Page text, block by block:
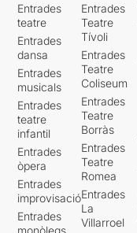
Entrades
teatre
Entrades
dansa
Entrades
musicals
Entrades
teatre
infantil
Entrades
òpera
Entrades
improvisació
Entrades
monòlegs
Entrades
Teatre
Tívoli
Entrades
Teatre
Coliseum
Entrades
Teatre
Borràs
Entrades
Teatre
Romea
Entrades
La
Villarroel